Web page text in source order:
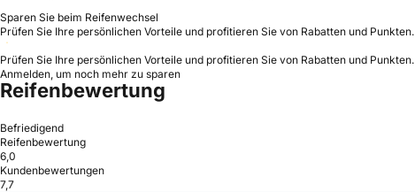
Sparen Sie beim Reifenwechsel
Prüfen Sie Ihre persönlichen Vorteile und profitieren Sie von Rabatten und Punkten.
Prüfen Sie Ihre persönlichen Vorteile und profitieren Sie von Rabatten und Punkten.
Anmelden, um noch mehr zu sparen
Reifenbewertung
Befriedigend
Reifenbewertung
6,0
Kundenbewertungen
7,7